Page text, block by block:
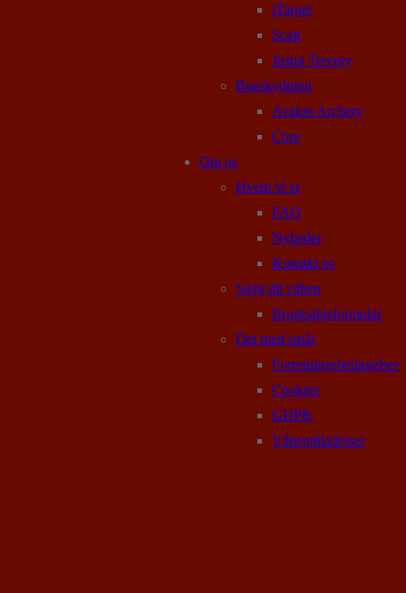
iTarget
Scatt
Justra Trezory
Bueskydning
Avalon Archery
Core
Om os
Hvem vi er
FAQ
Nyheder
Kontakt os
Sælg dit våben
Brugtsalgsformular
Det med småt
Forretningsbetingelser
Cookies
GDPR
Våbentilladelser